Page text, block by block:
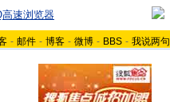
高速浏览器
- 邮件 - 博客 - 微博 - BBS - 我说两句